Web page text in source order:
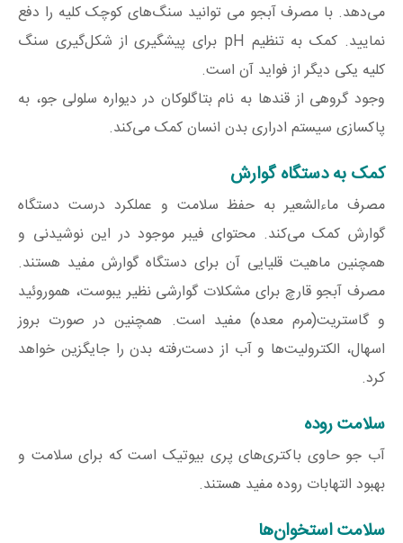
می‌دهد. با مصرف آبجو می توانید سنگ‌های کوچک کلیه را دفع
نمایید. کمک به تنظیم pH برای پیشگیری از شکل‌گیری سنگ
کلیه یکی دیگر از فواید آن است.
وجود گروهی از قندها به نام بتاگلوکان در دیواره سلولی جو، به
پاکسازی سیستم ادراری بدن انسان کمک می‌کند.
کمک به دستگاه گوارش
مصرف ماءالشعیر به حفظ سلامت و عملکرد درست دستگاه
گوارش کمک می‌کند. محتوای فیبر موجود در این نوشیدنی و
همچنین ماهیت قلیایی آن برای دستگاه گوارش مفید هستند.
مصرف آبجو قارچ برای مشکلات گوارشی نظیر یبوست، هموروئید
و گاستریت(مرم معده) مفید است. همچنین در صورت بروز
اسهال، الکترولیت‌ها و آب از دست‌رفته بدن را جایگزین خواهد
کرد.
سلامت روده
آب جو حاوی باکتری‌های پری بیوتیک است که برای سلامت و
بهبود التهابات روده مفید هستند.
سلامت استخوان‌ها